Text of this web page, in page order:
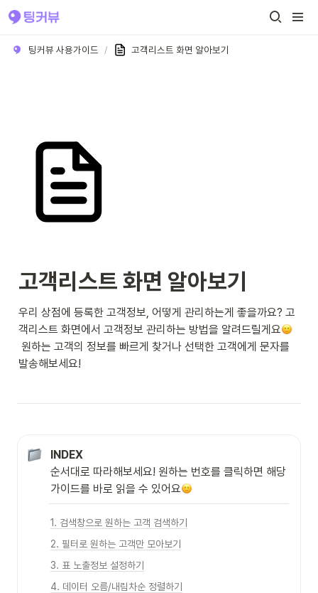
팅커뷰 사용가이드 / 고객리스트 화면 알아보기
고객리스트 화면 알아보기
우리 상점에 등록한 고객정보, 어떻게 관리하는게 좋을까요? 고
객리스트 화면에서 고객정보 관리하는 방법을 알려드릴게요
원하는 고객의 정보를 빠르게 찾거나 선택한 고객에게 문자를
발송해보세요!
INDEX
순서대로 따라해보세요! 원하는 번호를 클릭하면 해당
가이드를 바로 읽을 수 있어요
1. 검색창으로 원하는 고객 검색하기
2. 필터로 원하는 고객만 모아보기
3. 표 노출정보 설정하기
4. 데이터 오름/내림차순 정렬하기